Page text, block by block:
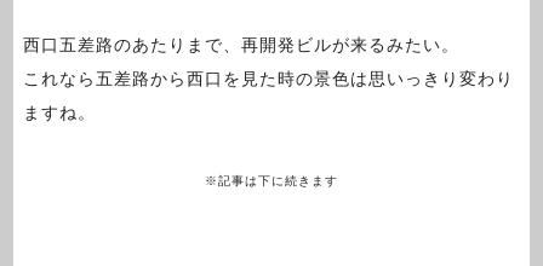
西口五差路のあたりまで、再開発ビルが来るみたい。
これなら五差路から西口を見た時の景色は思いっきり変わり
ますね。
※記事は下に続きます